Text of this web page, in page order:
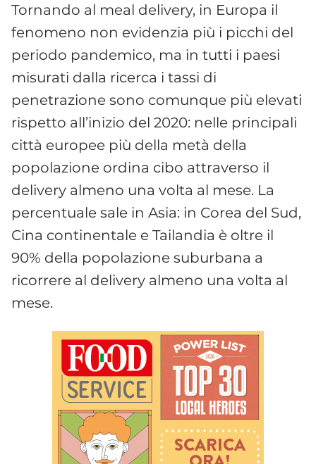
Tornando al meal delivery, in Europa il
fenomeno non evidenzia più i picchi del
periodo pandemico, ma in tutti i paesi
misurati dalla ricerca i tassi di
penetrazione sono comunque più elevati
rispetto all’inizio del 2020: nelle principali
città europee più della metà della
popolazione ordina cibo attraverso il
delivery almeno una volta al mese. La
percentuale sale in Asia: in Corea del Sud,
Cina continentale e Tailandia è oltre il
90% della popolazione suburbana a
ricorrere al delivery almeno una volta al
mese.